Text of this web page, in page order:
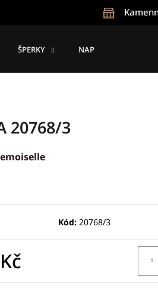
ŠPERKY NAPIŠTE NÁM
20768/3
Kód: 20768/3
SEIKO SPB381J1
780 Kč